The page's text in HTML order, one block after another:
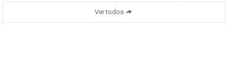
Ver todos